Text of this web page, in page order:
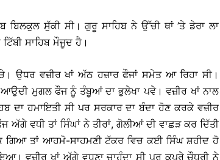
ਬਿਲਕੁਲ ਸੁੱਕੀ ਸੀ। ਗੁਰੂ ਸਾਹਿਬ ਨੇ ਉੱਚੀ ਥਾਂ ’ਤੇ ਡੇਰਾ ਲਾ
ਸਾਹਿਬ ਮੌਜੂਦ ਹੈ।
ਉਧਰ ਵਜ਼ੀਰ ਖਾਂ ਅੱਠ ਹਜ਼ਾਰ ਫੌਜਾਂ ਸਮੇਤ ਆ ਰਿਹਾ ਸੀ।
ਆਉਦੀ ਮੁਗਲ ਫੌਜ ਨੂੰ ਤੰਬੂਆਂ ਦਾ ਭੁਲੇਖਾ ਪਵੇ। ਵਜ਼ੀਰ ਖਾਂ ਨਾਲ
ਦਾ ਹਮਾਇਤੀ ਸੀ ਪਰ ਸਰਕਾਰ ਦਾ ਬੰਦਾ ਹੋਣ ਕਰਕੇ ਵਜ਼ੀਰ
ਅੱਗੇ ਵਧੀ ਤਾਂ ਸਿੰਘਾਂ ਨੇ ਤੀਰਾਂ, ਗੋਲੀਆਂ ਦੀ ਵਾਛੜ ਕਰ ਦਿੱਤੀ
ਗਿਆ ਤਾਂ ਆਹਮੋ-ਸਾਹਮਣੀ ਟੱਕਰ ਵਿਚ ਕਈ ਸਿੰਘ ਸ਼ਹੀਦ ਹੋ
ਵਜ਼ੀਰ ਖਾਂ ਅੱਗੇ ਵਧਣਾ ਚਾਹੁੰਦਾ ਸੀ ਪਰ ਕਪੂਰੇ ਚੌਧਰੀ ਨੇ